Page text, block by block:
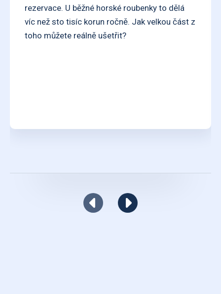
rezervace. U běžné horské roubenky to dělá
víc než sto tisíc korun ročně. Jak velkou část z
toho můžete reálně ušetřit?